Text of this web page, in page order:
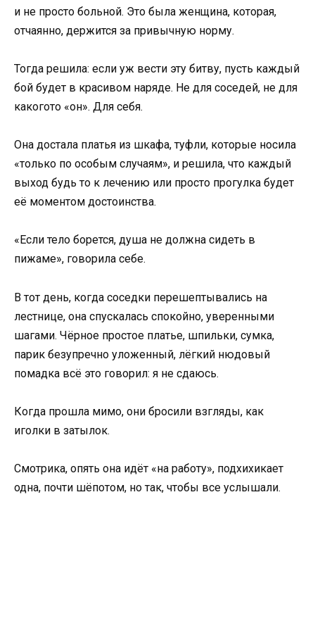
и не просто больной. Это была женщина, которая,
отчаянно, держится за привычную норму.
Тогда решила: если уж вести эту битву, пусть каждый
бой будет в красивом наряде. Не для соседей, не для
какогото «он». Для себя.
Она достала платья из шкафа, туфли, которые носила
«только по особым случаям», и решила, что каждый
выход будь то к лечению или просто прогулка будет
её моментом достоинства.
«Если тело борется, душа не должна сидеть в
пижаме», говорила себе.
В тот день, когда соседки перешептывались на
лестнице, она спускалась спокойно, уверенными
шагами. Чёрное простое платье, шпильки, сумка,
парик безупречно уложенный, лёгкий нюдовый
помадка всё это говорил: я не сдаюсь.
Когда прошла мимо, они бросили взгляды, как
иголки в затылок.
Смотрика, опять она идёт «на работу», подхихикает
одна, почти шёпотом, но так, чтобы все услышали.